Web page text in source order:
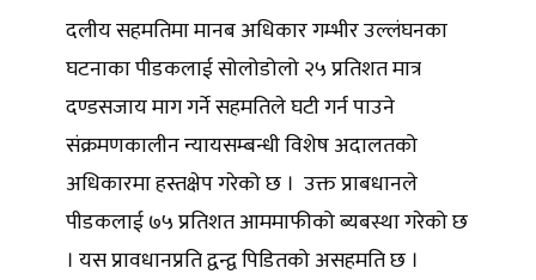
दलीय सहमतिमा मानब अधिकार गम्भीर उल्लंघनका
घटनाका पीडकलाई सोलोडोलो २५ प्रतिशत मात्र
दण्डसजाय माग गर्ने सहमतिले घटी गर्न पाउने
संक्रमणकालीन न्यायसम्बन्धी विशेष अदालतको
अधिकारमा हस्तक्षेप गरेको छ । उक्त प्राबधानले
पीडकलाई ७५ प्रतिशत आममाफीको ब्यबस्था गरेको छ
। यस प्रावधानप्रति द्वन्द्व पिडितको असहमति छ ।